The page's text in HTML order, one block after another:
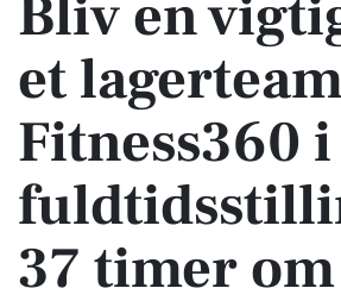
Bliv en
et
Fitness360
37 timer